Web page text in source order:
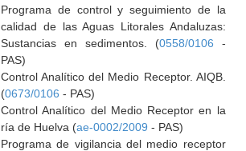
Programa de control y seguimiento de la
calidad de las Aguas Litorales Andaluzas:
Sustancias en sedimentos. (0558/0106 -
PAS)
Control Analítico del Medio Receptor. AIQB.
(0673/0106 - PAS)
Control Analítico del Medio Receptor en la
ría de Huelva (ae-0002/2009 - PAS)
Programa de vigilancia del medio receptor